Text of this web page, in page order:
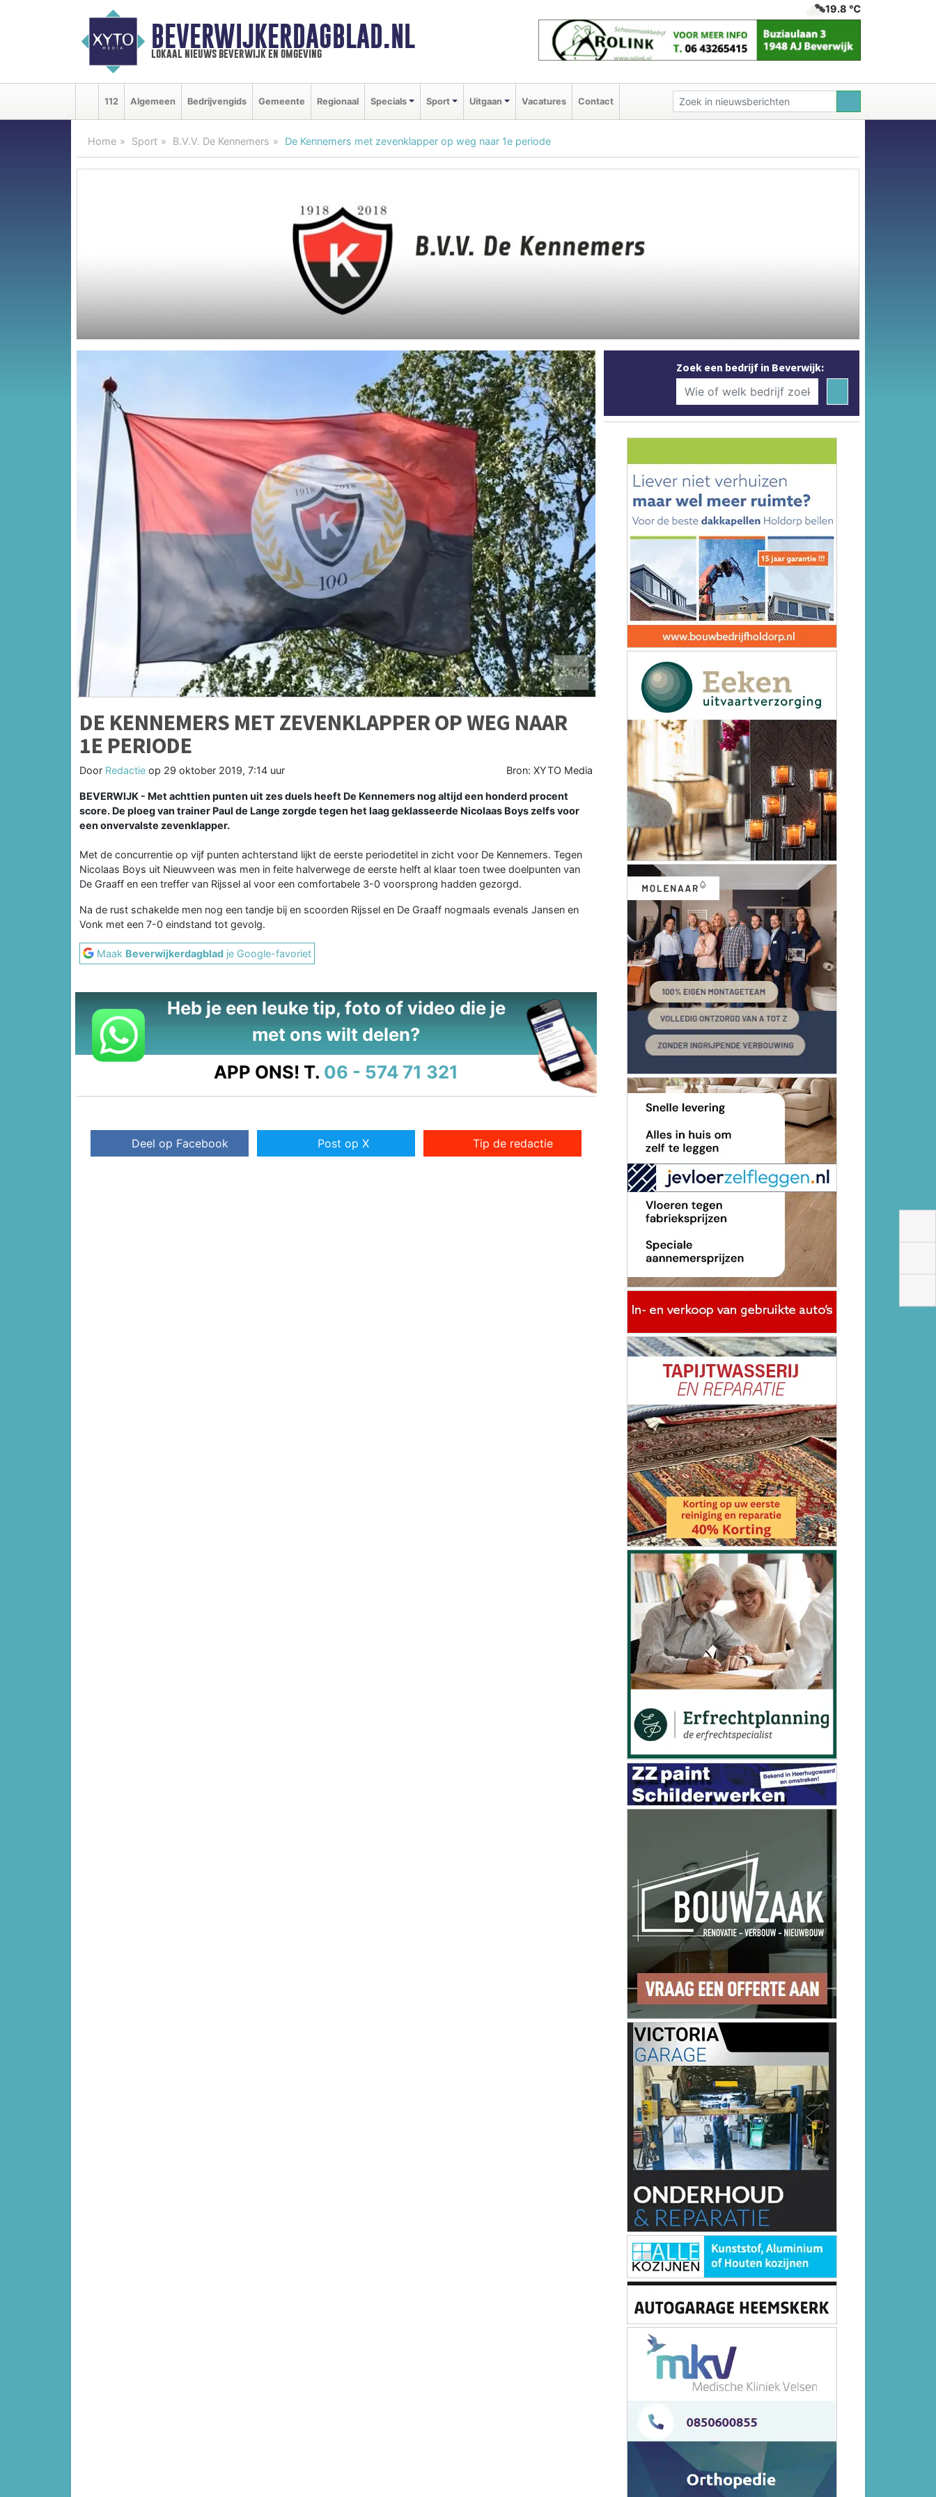
BEVERWIJKERDAGBLAD.NL
lokaal nieuws beverwijk en omgeving
19.8 ℃
112 Algemeen Bedrijvengids Gemeente Regionaal Specials Sport Uitgaan Vacatures Contact
Home Sport B.V.V. De Kennemers De Kennemers met zevenklapper op weg naar 1e periode
DE KENNEMERS MET ZEVENKLAPPER OP WEG NAAR
1E PERIODE
Door Redactie op 29 oktober 2019, 7:14 uur Bron: XYTO Media
BEVERWIJK - Met achttien punten uit zes duels heeft De Kennemers nog altijd een honderd procent
score. De ploeg van trainer Paul de Lange zorgde tegen het laag geklasseerde Nicolaas Boys zelfs voor
een onvervalste zevenklapper.
Met de concurrentie op vijf punten achterstand lijkt de eerste periodetitel in zicht voor De Kennemers. Tegen
Nicolaas Boys uit Nieuwveen was men in feite halverwege de eerste helft al klaar toen twee doelpunten van
De Graaff en een treffer van Rijssel al voor een comfortabele 3-0 voorsprong hadden gezorgd.
Na de rust schakelde men nog een tandje bij en scoorden Rijssel en De Graaff nogmaals evenals Jansen en
Vonk met een 7-0 eindstand tot gevolg.
Maak Beverwijkerdagblad je Google-favoriet
Heb je een leuke tip, foto of video die je
met ons wilt delen?
APP ONS! T. 06 - 574 71 321
Deel op Facebook Post op X Tip de redactie
Zoek een bedrijf in Beverwijk: